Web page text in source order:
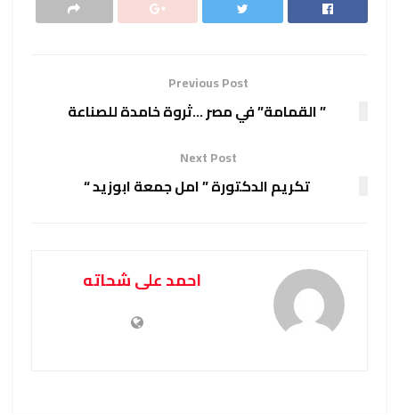
Previous Post
” القمامة” في مصر …ثروة خامدة للصناعة
Next Post
تكريم الدكتورة ” امل جمعة ابوزيد “
احمد على شحاته